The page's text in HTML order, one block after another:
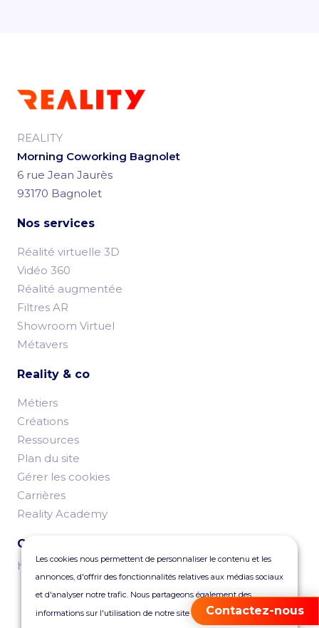
REALITY
Morning Coworking Bagnolet
6 rue Jean Jaurès
93170 Bagnolet
Nos services
Réalité virtuelle 3D
Vidéo 360
Réalité augmentée
Filtres AR
Showroom Virtuel
Métavers
Reality & co
Métiers
Créations
Ressources
Plan du site
Gérer les cookies
Carrières
Reality Academy
Contactez-nous
hello@reality.fr
Contactez-nous
Les cookies nous permettent de personnaliser le contenu et les
annonces, d'offrir des fonctionnalités relatives aux médias sociaux
et d'analyser notre trafic. Nous partageons également des
informations sur l'utilisation de notre site avec nos partenaires de